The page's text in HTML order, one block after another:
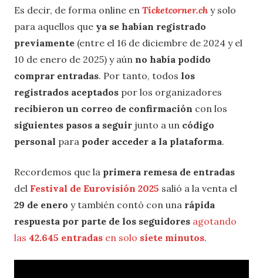
Es decir, de forma online en Ticketcorner.ch y solo
para aquellos que ya se habían registrado
previamente (entre el 16 de diciembre de 2024 y el
10 de enero de 2025) y aún no había podido
comprar entradas. Por tanto, todos los
registrados aceptados por los organizadores
recibieron un correo de confirmación con los
siguientes pasos a seguir junto a un código
personal para poder acceder a la plataforma.
Recordemos que la primera remesa de entradas
del Festival de Eurovisión 2025 salió a la venta el
29 de enero y también contó con una rápida
respuesta por parte de los seguidores agotando
las 42.645 entradas en solo siete minutos.